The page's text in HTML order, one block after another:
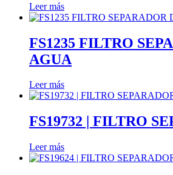
Leer más
FS1235 FILTRO
AGUA
Leer más
FS19732 | FILTRO
Leer más